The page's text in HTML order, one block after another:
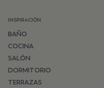
INSPIRACIÓN
BAÑO
COCINA
SALÓN
DORMITORIO
TERRAZAS